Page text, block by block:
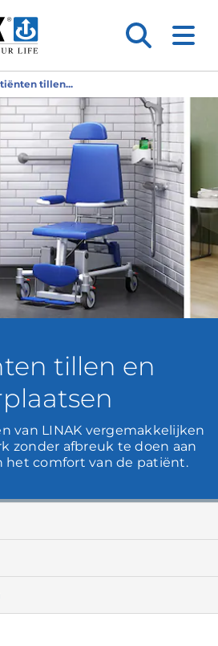
tillen...
tillen en
van LINAK vergemakkelijken
zonder afbreuk te doen aan
het comfort van de patiënt.